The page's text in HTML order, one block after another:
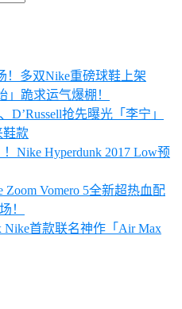
！多双Nike重磅球鞋上架
」跪求运气爆棚！
D’Russell抢先曝光「李宁」
鞋款
Nike Hyperdunk 2017 Low预
Vomero 5全新超热血配
！
首款联名神作「Air Max